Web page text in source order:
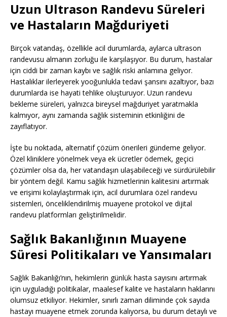
Uzun Ultrason Randevu Süreleri
ve Hastaların Mağduriyeti
Birçok vatandaş, özellikle acil durumlarda, aylarca ultrason
randevusu almanın zorluğu ile karşılaşıyor. Bu durum, hastalar
için ciddi bir zaman kaybı ve sağlık riski anlamına geliyor.
Hastalıklar ilerleyerek yooğunlukla tedavi şansını azaltıyor, bazı
durumlarda ise hayati tehlike oluşturuyor. Uzun randevu
bekleme süreleri, yalnızca bireysel mağduriyet yaratmakla
kalmıyor, aynı zamanda sağlık sisteminin etkinliğini de
zayıflatıyor.
İşte bu noktada, alternatif çözüm önerileri gündeme geliyor.
Özel kliniklere yönelmek veya ek ücretler ödemek, geçici
çözümler olsa da, her vatandaşın ulaşabileceği ve sürdürülebilir
bir yöntem değil. Kamu sağlık hizmetlerinin kalitesini artırmak
ve erişimi kolaylaştırmak için, acil durumlara özel randevu
sistemleri, önceliklendirilmiş muayene protokol ve dijital
randevu platformları geliştirilmelidir.
Sağlık Bakanlığının Muayene
Süresi Politikaları ve Yansımaları
Sağlık Bakanlığı’nın, hekimlerin günlük hasta sayısını artırmak
için uyguladığı politikalar, maalesef kalite ve hastaların haklarını
olumsuz etkiliyor. Hekimler, sınırlı zaman diliminde çok sayıda
hastayı muayene etmek zorunda kalıyorsa, bu durum detaylı ve